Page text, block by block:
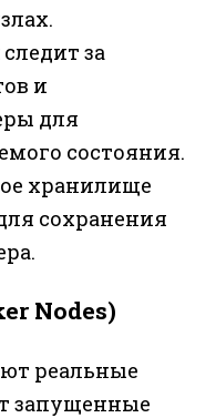
следит за
и
для
состояния.
хранилище
сохранения
Nodes)
реальные
запущенные